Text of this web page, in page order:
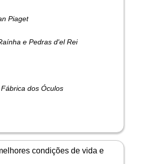
Piaget
e Pedras d'el Rei
dos Óculos
condições de vida e